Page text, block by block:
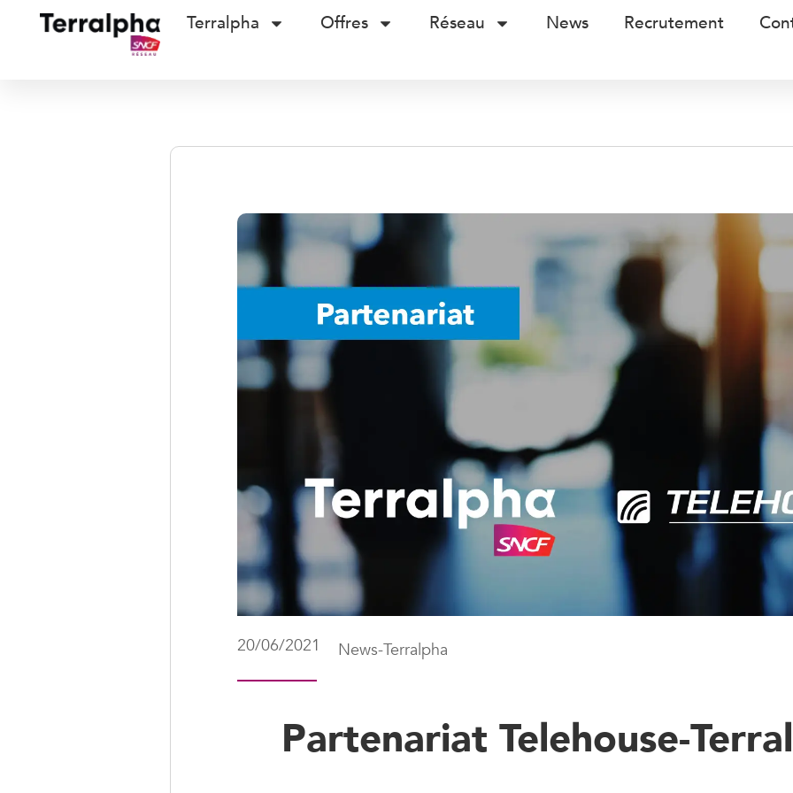
Terralpha Offres Réseau News Recrutement
20/06/2021 News-Terralpha
Partenariat Telehouse-